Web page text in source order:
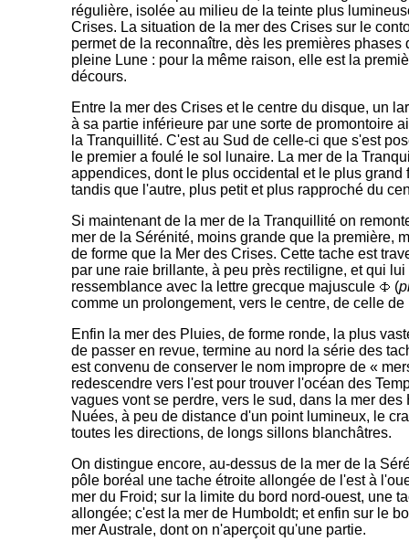
régulière, isolée au milieu de la teinte plus
Crises. La situation de la mer des Crises sur le
permet de la reconnaître, dès les premières
pleine Lune : pour la même raison, elle est la
décours.
Entre la mer des Crises et le centre du disque, un
à sa partie inférieure par une sorte de promontoire
la Tranquillité. C'est au Sud de celle-ci que s'est
le premier a foulé le sol lunaire. La mer de la
appendices, dont le plus occidental et le plus grand
tandis que l'autre, plus petit et plus rapproché du
Si maintenant de la mer de la Tranquillité on
mer de la Sérénité, moins grande que la première,
de forme que la Mer des Crises. Cette tache est
par une raie brillante, à peu près rectiligne, et qui
ressemblance avec la lettre grecque majuscule
(
comme un prolongement, vers le centre, de celle de
Enfin la mer des Pluies, de forme ronde, la plus
de passer en revue, termine au nord la série des
est convenu de conserver le nom impropre de «
redescendre vers l'est pour trouver l'océan des
vagues vont se perdre, vers le sud, dans la mer
Nuées, à peu de distance d'un point lumineux, le
toutes les directions, de longs sillons blanchâtres.
On distingue encore, au-dessus de la mer de la
pôle boréal une tache étroite allongée de l'est à
mer du Froid; sur la limite du bord nord-ouest, une
allongée; c'est la mer de Humboldt; et enfin sur le
mer Australe, dont on n'aperçoit qu'une partie.